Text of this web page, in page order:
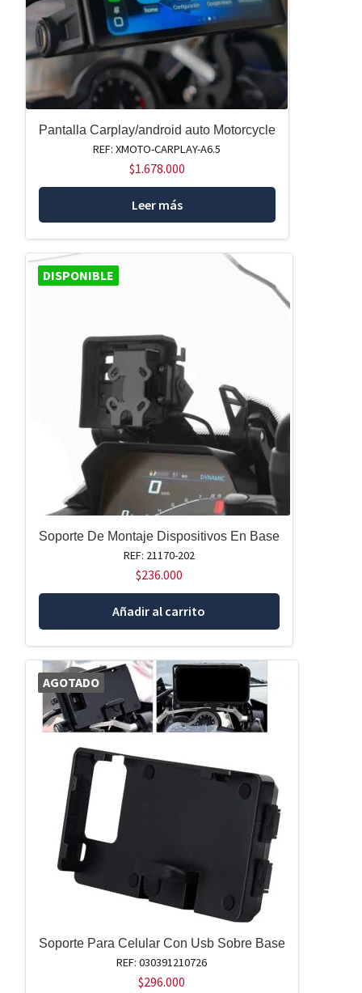
Pantalla Carplay/android auto Motorcycle
REF: XMOTO-CARPLAY-A6.5
$1.678.000
Leer más
DISPONIBLE
Soporte De Montaje Dispositivos En Base
REF: 21170-202
$236.000
Añadir al carrito
AGOTADO
Soporte Para Celular Con Usb Sobre Base
REF: 030391210726
$296.000